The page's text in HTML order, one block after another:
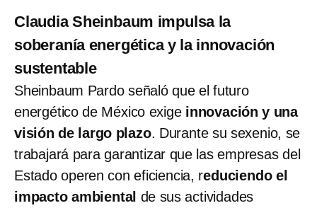
Claudia Sheinbaum impulsa la
soberanía energética y la innovación
sustentable
Sheinbaum Pardo señaló que el futuro
energético de México exige innovación y una
visión de largo plazo. Durante su sexenio, se
trabajará para garantizar que las empresas del
Estado operen con eficiencia, reduciendo el
impacto ambiental de sus actividades